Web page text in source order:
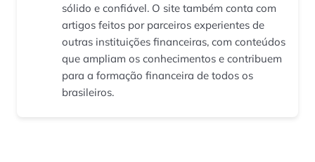
sólido e confiável. O site também conta com
artigos feitos por parceiros experientes de
outras instituições financeiras, com conteúdos
que ampliam os conhecimentos e contribuem
para a formação financeira de todos os
brasileiros.